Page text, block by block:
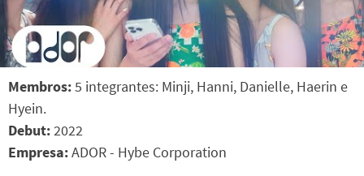
Membros:5 integrantes: Minji, Hanni, Danielle, Haerin e
Hyein.
Debut:2022
Empresa:ADOR - Hybe Corporation